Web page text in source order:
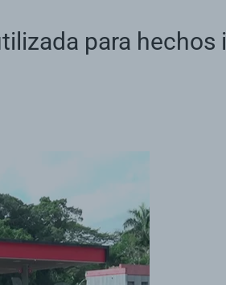
para hechos